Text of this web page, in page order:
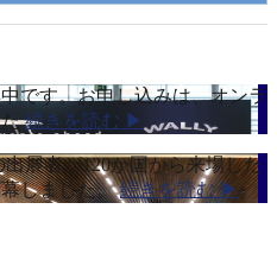
です。お申し込みは、オンラ
た続きを読む ▶
出展者が120か国から来場した
しました。続きを読む ▶